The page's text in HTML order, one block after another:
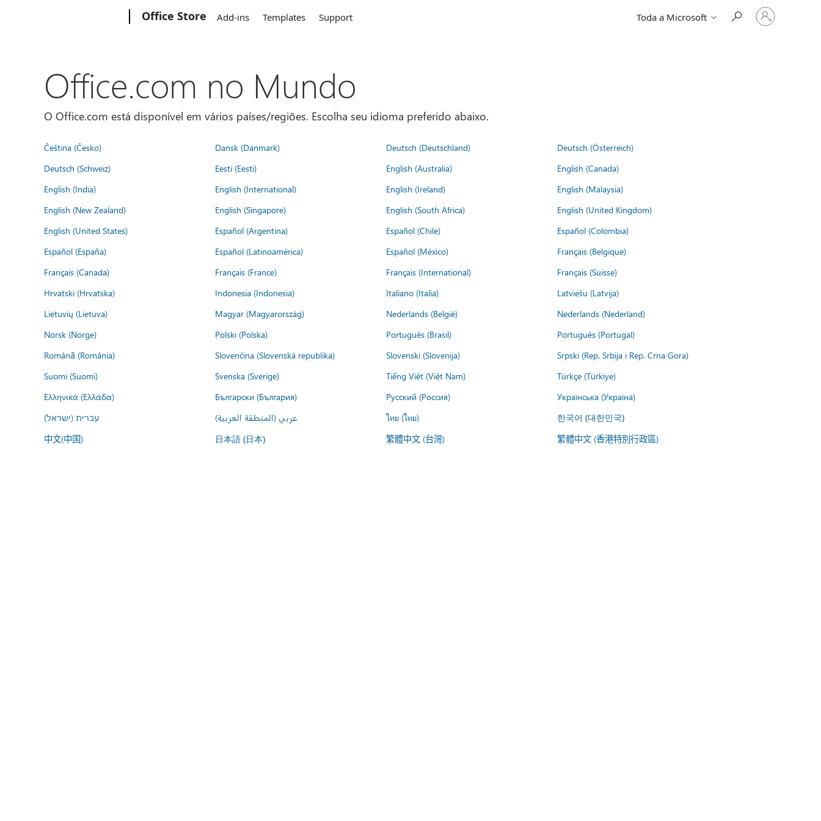
Office Store Add-ins Templates Support Toda a Microsoft
Entre
em
sua
Office.com no Mundo
O Office.com está disponível em vários países/regiões. Escolha seu idioma preferido abaixo.
Čeština (Česko) Dansk (Danmark) Deutsch (Deutschland)
Deutsch (Österreich)
Deutsch (Schweiz)
Eesti (Eesti) English (Australia)
English (Canada)
English (India)
English (International) English (Ireland)
English (Malaysia)
English (New Zealand)
English (Singapore) English (South Africa)
English (United Kingdom)
English (United States)
Español (Argentina) Español (Chile)
Español (Colombia)
Español (España)
Español (Latinoamérica) Español (México)
Français (Belgique)
Français (Canada)
Français (France) Français (International)
Français (Suisse)
Hrvatski (Hrvatska)
Indonesia (Indonesia) Italiano (Italia)
Latviešu (Latvija)
Lietuvių (Lietuva)
Magyar (Magyarország) Nederlands (België)
Nederlands (Nederland)
Norsk (Norge)
Polski (Polska) Português (Brasil)
Português (Portugal)
Română (România)
Slovenčina (Slovenská republika) Slovenski (Slovenija)
Srpski (Rep. Srbija i Rep. Crna Gora)
Suomi (Suomi)
Svenska (Sverige) Tiếng Việt (Việt Nam)
Türkçe (Türkiye)
Ελληνικά (Ελλάδα)
Български (България) Русский (Россия)
Українська (Україна)
עברית (ישראל)
عربي (المنطقة العربية) ไทย (ไทย) 한국어 (대한민국)
中文(中国) 日本語 (日本) 繁體中文 (台灣) 繁體中文 (香港特別行政區)